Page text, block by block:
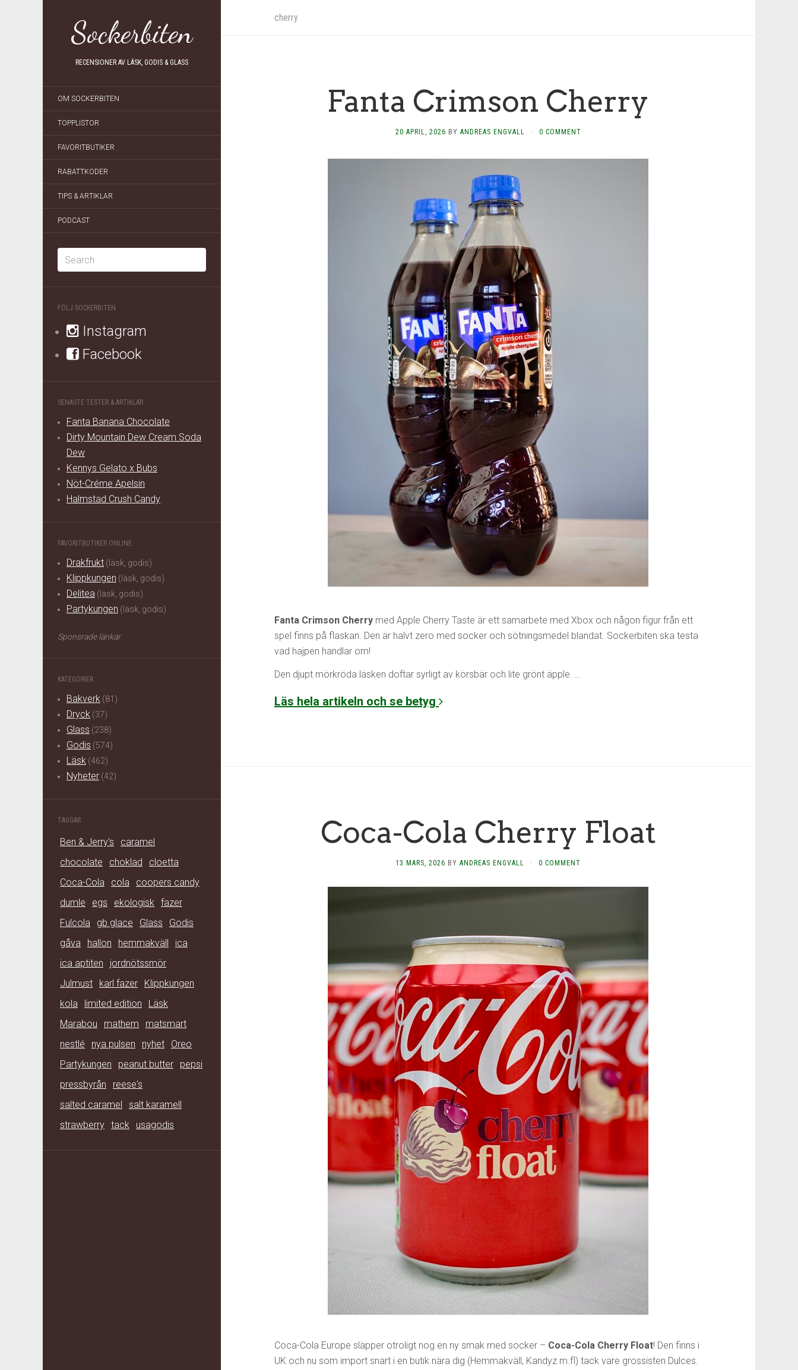
Sockerbiten
RECENSIONER AV LÄSK, GODIS & GLASS
OM SOCKERBITEN
TOPPLISTOR
FAVORITBUTIKER
RABATTKODER
TIPS & ARTIKLAR
PODCAST
FÖLJ SOCKERBITEN
Instagram
Facebook
SENASTE TESTER & ARTIKLAR
Fanta Banana Chocolate
Dirty Mountain Dew Cream Soda
Dew
Kennys Gelato x Bubs
Nöt-Créme Apelsin
Halmstad Crush Candy
FAVORITBUTIKER ONLINE
Drakfrukt (läsk, godis)
Klippkungen (läsk, godis)
Delitea (läsk, godis)
Partykungen (läsk, godis)
Sponsrade länkar
KATEGORIER
Bakverk (81)
Dryck (37)
Glass (238)
Godis (574)
Läsk (462)
Nyheter (42)
TAGGAR
Ben & Jerry's
caramel
chocolate
choklad
cloetta
Coca-Cola
cola
coopers candy
dumle
egs ekologisk fazer
Fulcola
gb glace Glass
Godis
gåva
hallon hemmakväll
ica
ica aptiten
jordnötssmör
Julmust
karl fazer
Klippkungen
kola
limited edition
Läsk
Marabou
mathem
matsmart
nestlé
nya pulsen nyhet
Oreo
Partykungen
peanut butter
pepsi
pressbyrån
reese's
salted caramel
salt karamell
strawberry tack usagodis
cherry
Fanta Crimson Cherry
20 APRIL, 2026 BY ANDREAS ENGVALL · 0 COMMENT
Fanta Crimson Cherry med Apple Cherry Taste är ett samarbete med Xbox och någon figur från ett
spel finns på flaskan. Den är halvt zero med socker och sötningsmedel blandat. Sockerbiten ska testa
vad hajpen handlar om!
Den djupt mörkröda läsken doftar syrligt av körsbär och lite grönt äpple. …
Läs hela artikeln och se betyg
Coca-Cola Cherry Float
13 MARS, 2026 BY ANDREAS ENGVALL · 0 COMMENT
Coca-Cola Europe släpper otroligt nog en ny smak med socker – Coca-Cola Cherry Float! Den finns i
UK och nu som import snart i en butik nära dig (Hemmakväll, Kandyz m.fl) tack vare grossisten Dulces.